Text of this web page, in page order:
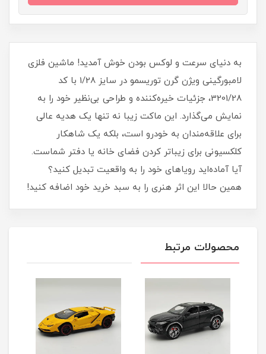
به دنیای سرعت و لوکس بودن خوش آمدید! ماشین فلزی
لامبورگینی ویژن گرن توریسمو در سایز 1/28 با کد
3201/28، جزئیات خیره‌کننده و طراحی بی‌نظیر خود را به
نمایش می‌گذارد. این ماکت زیبا نه تنها یک هدیه عالی
برای علاقه‌مندان به خودرو است، بلکه یک شاهکار
کلکسیونی برای زیباتر کردن فضای خانه یا دفتر شماست.
آیا آماده‌اید رویاهای خود را به واقعیت تبدیل کنید؟
همین حالا این اثر هنری را به سبد خرید خود اضافه کنید!
محصولات مرتبط